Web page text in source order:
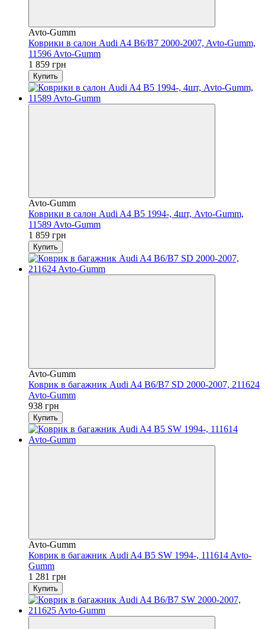
Avto-Gumm
Коврики в салон Audi A4 B6/B7 2000-2007, Avto-Gumm,
11596 Avto-Gumm
1 859 грн
Купить
Avto-Gumm
Коврики в салон Audi A4 В5 1994-, 4шт, Avto-Gumm,
11589 Avto-Gumm
1 859 грн
Купить
Avto-Gumm
Коврик в багажник Audi A4 B6/B7 SD 2000-2007, 211624
Avto-Gumm
938 грн
Купить
Avto-Gumm
Коврик в багажник Audi A4 B5 SW 1994-, 111614 Avto-
Gumm
1 281 грн
Купить